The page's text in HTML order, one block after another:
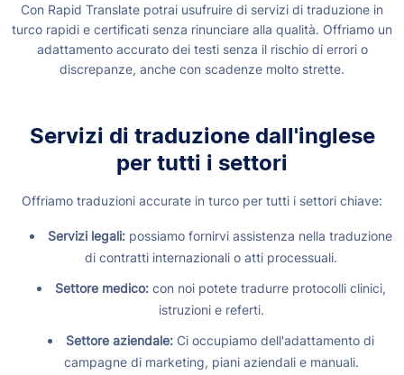
Con Rapid Translate potrai usufruire di servizi di traduzione in
turco rapidi e certificati senza rinunciare alla qualità. Offriamo un
adattamento accurato dei testi senza il rischio di errori o
discrepanze, anche con scadenze molto strette.
Servizi di traduzione dall'inglese
per tutti i settori
Offriamo traduzioni accurate in turco per tutti i settori chiave:
Servizi legali: possiamo fornirvi assistenza nella traduzione
di contratti internazionali o atti processuali.
Settore medico:con noi potete tradurre protocolli clinici,
istruzioni e referti.
Settore aziendale: Ci occupiamo dell'adattamento di
campagne di marketing, piani aziendali e manuali.